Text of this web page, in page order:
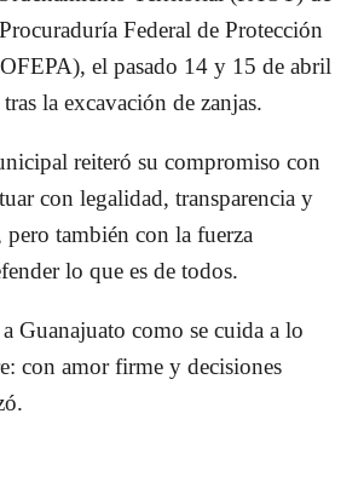
Federal de Protección
el pasado 14 y 15 de abril
la excavación de zanjas.
reiteró su compromiso con
con legalidad, transparencia y
pero también con la fuerza
lo que es de todos.
Guanajuato como se cuida a lo
con amor firme y decisiones